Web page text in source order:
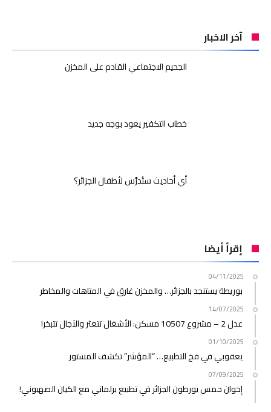
آخر الاخبار
الجحيم الاجتماعي القادم على المخزن
خطاب التكفير يعود بوجه جديد
أي أحاديث ستُدرَّس لأطفال الجزائر؟
إقرأ أيضا
04/11/2025
بوريطة يستنجد بالجزائر… والمخزن غارق في المتاهات والمخاطر
14/07/2025
عدل 2 – مشروع 10507 مسكن: الأشغال تتعثر والآجال تتبخر!
01/10/2025
يعقوبي في فخ التطبيع… “المؤشر” تكشف المستور
07/09/2025
إخوان حمس يورطون الجزائر في تطبيع برلماني مع الكيان الصهيوني!